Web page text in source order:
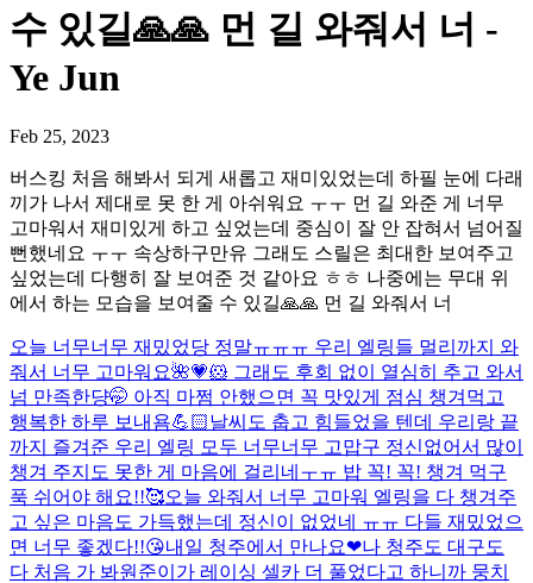
수 있길🙏🙏 먼 길 와줘서 너 -
Ye Jun
Feb 25, 2023
버스킹 처음 해봐서 되게 새롭고 재미있었는데 하필 눈에 다래
끼가 나서 제대로 못 한 게 아쉬워요 ㅜㅜ 먼 길 와준 게 너무
고마워서 재미있게 하고 싶었는데 중심이 잘 안 잡혀서 넘어질
뻔했네요 ㅜㅜ 속상하구만유 그래도 스릴은 최대한 보여주고
싶었는데 다행히 잘 보여준 것 같아요 ㅎㅎ 나중에는 무대 위
에서 하는 모습을 보여줄 수 있길🙏🙏 먼 길 와줘서 너
오늘 너무너무 재밌었당 정말ㅠㅠㅠ 우리 엘링들 멀리까지 와
줘서 너무 고마워요🌺💗🐹 그래도 후회 없이 열심히 추고 와서
넘 만족한댱🤭 아직 마쩜 안했으면 꼭 맛있게 점심 챙겨먹고
행복한 하루 보내욤💪🏻날씨도 춥고 힘들었을 텐데 우리랑 끝
까지 즐겨준 우리 엘링 모두 너무너무 고맙구 정신없어서 많이
챙겨 주지도 못한 게 마음에 걸리네ㅜㅠ 밥 꼭! 꼭! 챙겨 먹구
푹 쉬어야 해요!!🥰오늘 와줘서 너무 고마워 엘링을 다 챙겨주
고 싶은 마음도 가득했는데 정신이 없었네 ㅠㅠ 다들 재밌었으
면 너무 좋겠다!!😘내일 청주에서 만나요❤나 청주도 대구도
다 처음 가 봐원준이가 레이싱 셀카 더 풀었다고 하니까 뭉치